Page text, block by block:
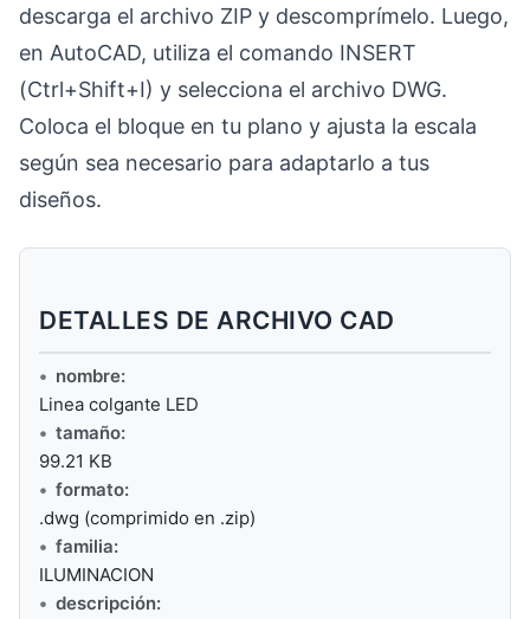
descarga el archivo ZIP y descomprímelo. Luego,
en AutoCAD, utiliza el comando INSERT
(Ctrl+Shift+I) y selecciona el archivo DWG.
Coloca el bloque en tu plano y ajusta la escala
según sea necesario para adaptarlo a tus
diseños.
DETALLES DE ARCHIVO CAD
nombre:
Linea colgante LED
tamaño:
99.21 KB
formato:
.dwg (comprimido en .zip)
familia:
ILUMINACION
descripción: